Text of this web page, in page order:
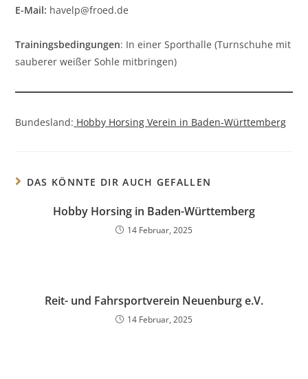
E-Mail: havelp@froed.de
Trainingsbedingungen: In einer Sporthalle (Turnschuhe mit
sauberer weißer Sohle mitbringen)
Bundesland: Hobby Horsing Verein in Baden-Württemberg
DAS KÖNNTE DIR AUCH GEFALLEN
Hobby Horsing in Baden-Württemberg
14 Februar, 2025
Reit- und Fahrsportverein Neuenburg e.V.
14 Februar, 2025